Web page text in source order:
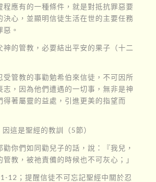
程應有的一種條件，就是對抵抗罪惡要
決心，並顯明信徒生活在世的主要任務
。
神的管教，必要結出平安的果子（十二
受管教的事勸勉希伯來信徒，不可因所
志，因為他們遭遇的一切事，無非是神
得著屬靈的益處，引進更美的指望而
這是聖經的教訓（5節）
勸你們如同勸兒子的話，說：『我兒，
教，被祂責備的時候也不可灰心；」
12；提醒信徒不可忘記聖經中關於忍